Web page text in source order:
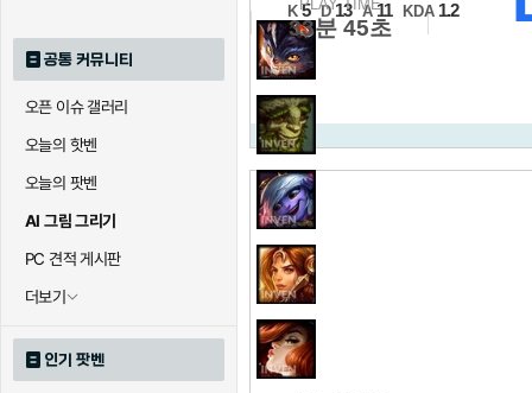
공통 커뮤니티
오픈 이슈 갤러리
오늘의 핫벤
오늘의 팟벤
AI 그림 그리기
PC 견적 게시판
더보기
인기 팟벤
PLAY TIME
33분 45초
K 5 D 13 A 11 KDA 1.2